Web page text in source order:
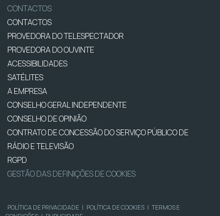
CONTACTOS
CONTACTOS
PROVEDORA DO TELESPECTADOR
PROVEDORA DO OUVINTE
ACESSIBILIDADES
SATÉLITES
A EMPRESA
CONSELHO GERAL INDEPENDENTE
CONSELHO DE OPINIÃO
CONTRATO DE CONCESSÃO DO SERVIÇO PÚBLICO DE
RÁDIO E TELEVISÃO
RGPD
GESTÃO DAS DEFINIÇÕES DE COOKIES
POLÍTICA DE PRIVACIDADE | POLÍTICA DE COOKIES | TERMOS E